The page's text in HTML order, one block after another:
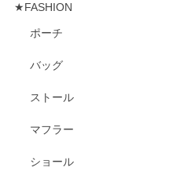
★FASHION
ポーチ
バッグ
ストール
マフラー
ショール